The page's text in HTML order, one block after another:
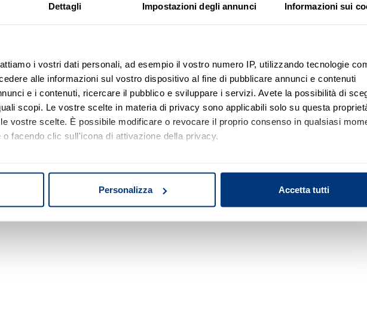
Dettagli Impostazioni degli annunci Informazioni sui
i vostri dati personali, ad esempio il vostro numero IP, utilizzando tecnologie
alle informazioni sul vostro dispositivo al fine di pubblicare annunci e contenuti
e i contenuti, ricercare il pubblico e sviluppare i servizi. Avete la possibilità di
scopi. Le vostre scelte in materia di privacy sono applicabili solo su questa
vostre scelte. È possibile modificare o revocare il proprio consenso in qualsiasi
facendo clic sull'icona di attivazione della privacy.
scansionandolo attivamente alla ricerca di caratteristiche specifiche (impronte
Personalizza Accetta tutti
Nessun risultato di ricerca
Prova a modificare o rimuovere alcuni filtri o
a cambiare l'area di ricerca.